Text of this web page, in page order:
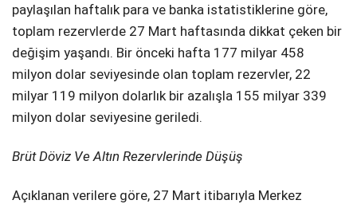
Instagram
Youtube
paylaşılan haftalık para ve banka istatistiklerine göre,
toplam rezervlerde 27 Mart haftasında dikkat çeken bir
değişim yaşandı. Bir önceki hafta 177 milyar 458
milyon dolar seviyesinde olan toplam rezervler, 22
milyar 119 milyon dolarlık bir azalışla 155 milyar 339
milyon dolar seviyesine geriledi.
Brüt Döviz Ve Altın Rezervlerinde Düşüş
Açıklanan verilere göre, 27 Mart itibarıyla Merkez